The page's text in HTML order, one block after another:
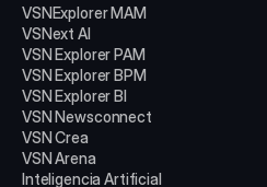
VSNExplorer MAM
VSNext AI
VSN Explorer PAM
VSN Explorer BPM
VSN Explorer BI
VSN Newsconnect
VSN Crea
VSN Arena
Inteligencia Artificial